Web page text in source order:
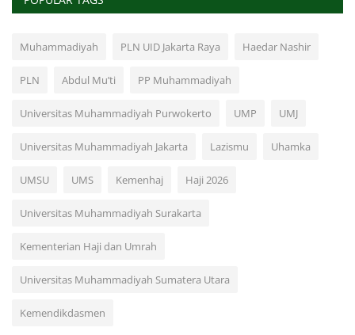
Muhammadiyah PLN UID Jakarta Raya Haedar Nashir
PLN Abdul Mu’ti PP Muhammadiyah
Universitas Muhammadiyah Purwokerto UMP UMJ
Universitas Muhammadiyah Jakarta Lazismu Uhamka
UMSU UMS Kemenhaj Haji 2026
Universitas Muhammadiyah Surakarta
Kementerian Haji dan Umrah
Universitas Muhammadiyah Sumatera Utara
Kemendikdasmen